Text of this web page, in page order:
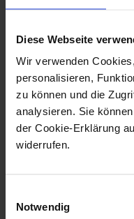
Diese Webseite
Wir verwenden
personalisieren,
zu können und die
analysieren. Sie
der Cookie-Erklärung
widerrufen.
Notwendig
Vielzahl von
am Arbeitsplatz zu
fördern. Die
Beurteilung
analysieren die
Verbesserung